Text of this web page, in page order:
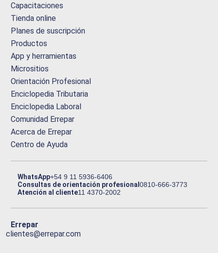
Capacitaciones
Tienda online
Planes de suscripción
Productos
App y herramientas
Micrositios
Orientación Profesional
Enciclopedia Tributaria
Enciclopedia Laboral
Comunidad Errepar
Acerca de Errepar
Centro de Ayuda
WhatsApp+54 9 11 5936-6406
Consultas de orientación profesional0810-666-3773
Atención al cliente11 4370-2002
Errepar
clientes@errepar.com